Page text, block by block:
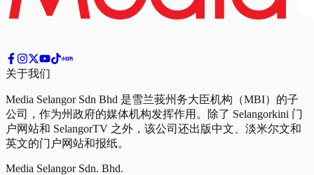
关于我们
Media Selangor Sdn Bhd 是雪兰莪州务大臣机构（MBI）的子
公司，作为州政府的媒体机构发挥作用。除了 Selangorkini 门
户网站和 SelangorTV 之外，该公司还出版中文、淡米尔文和
英文的门户网站和报纸。
Media Selangor Sdn. Bhd.